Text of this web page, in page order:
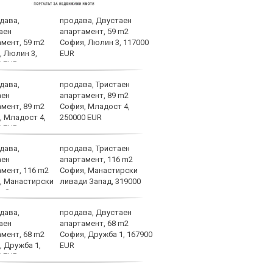
продава, Двустаен
апартамент, 59 m2
София, Люлин 3, 117000
EUR
продава, Тристаен
апартамент, 89 m2
София, Младост 4,
250000 EUR
продава, Тристаен
апартамент, 116 m2
София, Манастирски
ливади Запад, 319000
продава, Двустаен
апартамент, 68 m2
София, Дружба 1, 167900
EUR